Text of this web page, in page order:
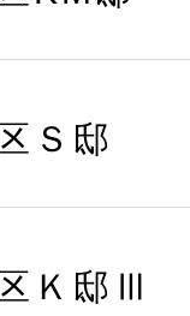
Ｓ邸
Ｋ邸Ⅲ